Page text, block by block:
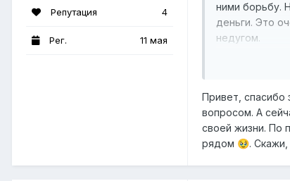
Репутация 4
Рег. 11 мая
ними борьбу.
деньги. Это
недугом.
Привет, спасибо
вопросом. А
своей жизни. По
рядом 🥹.